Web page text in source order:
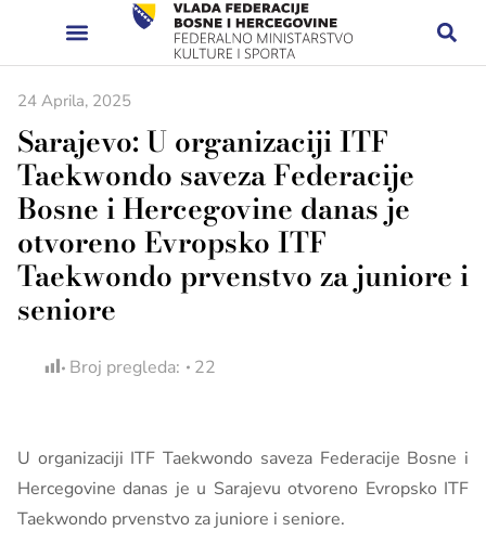
24 Aprila, 2025
Sarajevo: U organizaciji ITF
Taekwondo saveza Federacije
Bosne i Hercegovine danas je
otvoreno Evropsko ITF
Taekwondo prvenstvo za juniore i
seniore
Broj pregleda: 22
U organizaciji ITF Taekwondo saveza Federacije Bosne i
Hercegovine danas je u Sarajevu otvoreno Evropsko ITF
Taekwondo prvenstvo za juniore i seniore.